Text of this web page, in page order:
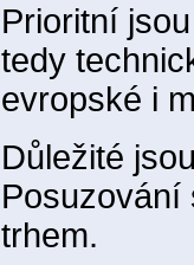
Prioritní
tedy
evropské i
Důležité
Posuzování
trhem.